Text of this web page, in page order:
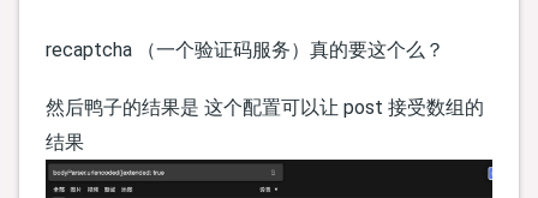
recaptcha （一个验证码服务）真的要这个么？
然后鸭子的结果是 这个配置可以让 post 接受数组的
结果